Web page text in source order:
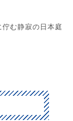
む静寂の日本庭